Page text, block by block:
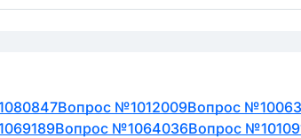
Вопрос №1012009Вопрос
Вопрос №1064036Вопрос